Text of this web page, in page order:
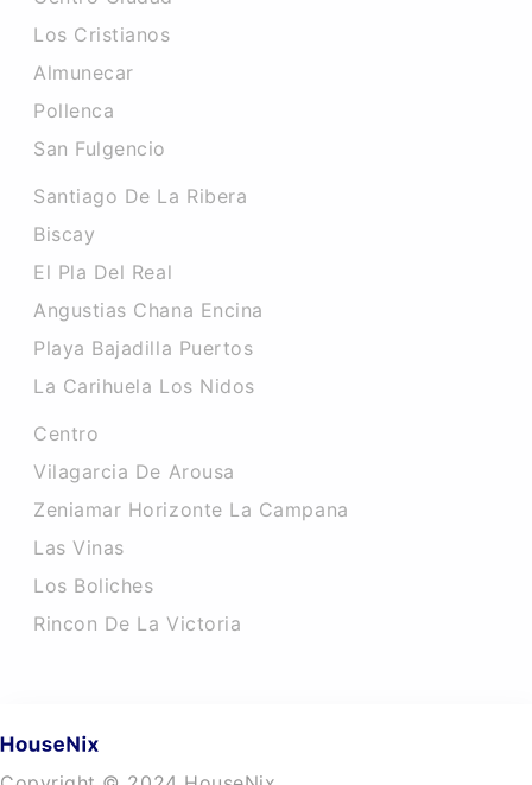
Los Cristianos
Almunecar
Pollenca
San Fulgencio
Santiago De La Ribera
Biscay
El Pla Del Real
Angustias Chana Encina
Playa Bajadilla Puertos
La Carihuela Los Nidos
Centro
Vilagarcia De Arousa
Zeniamar Horizonte La Campana
Las Vinas
Los Boliches
Rincon De La Victoria